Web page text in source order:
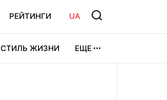
РЕЙТИНГИ UA
СТИЛЬ ЖИЗНИ ЕЩЕ